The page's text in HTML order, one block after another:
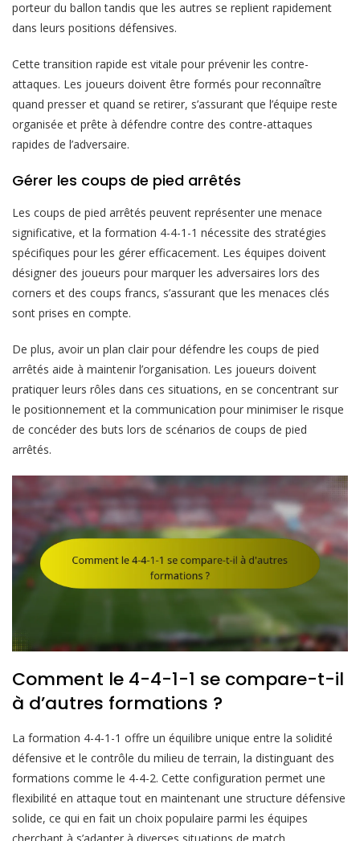
porteur du ballon tandis que les autres se replient rapidement
dans leurs positions défensives.
Cette transition rapide est vitale pour prévenir les contre-
attaques. Les joueurs doivent être formés pour reconnaître
quand presser et quand se retirer, s’assurant que l’équipe reste
organisée et prête à défendre contre des contre-attaques
rapides de l’adversaire.
Gérer les coups de pied arrêtés
Les coups de pied arrêtés peuvent représenter une menace
significative, et la formation 4-4-1-1 nécessite des stratégies
spécifiques pour les gérer efficacement. Les équipes doivent
désigner des joueurs pour marquer les adversaires lors des
corners et des coups francs, s’assurant que les menaces clés
sont prises en compte.
De plus, avoir un plan clair pour défendre les coups de pied
arrêtés aide à maintenir l’organisation. Les joueurs doivent
pratiquer leurs rôles dans ces situations, en se concentrant sur
le positionnement et la communication pour minimiser le risque
de concéder des buts lors de scénarios de coups de pied
arrêtés.
Comment le 4-4-1-1 se compare-t-il
à d’autres formations ?
La formation 4-4-1-1 offre un équilibre unique entre la solidité
défensive et le contrôle du milieu de terrain, la distinguant des
formations comme le 4-4-2. Cette configuration permet une
flexibilité en attaque tout en maintenant une structure défensive
solide, ce qui en fait un choix populaire parmi les équipes